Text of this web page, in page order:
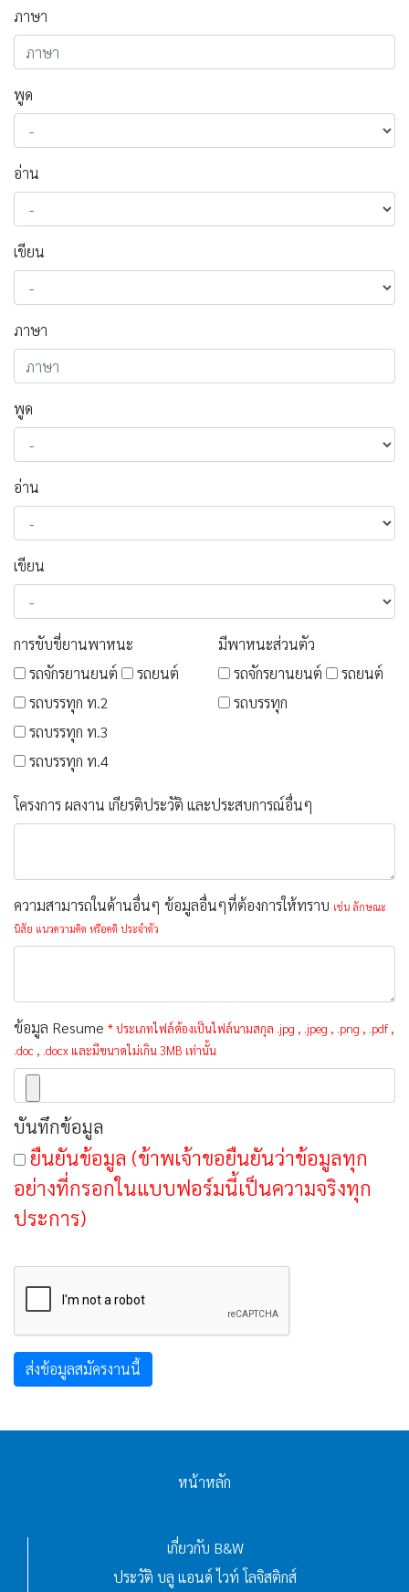
ภาษา
พูด
อ่าน
เขียน
ภาษา
พูด
อ่าน
เขียน
การขับขี่ยานพาหนะ
รถจักรยานยนต์
รถยนต์
รถบรรทุก ท.2
รถบรรทุก ท.3
รถบรรทุก ท.4
มีพาหนะส่วนตัว
รถจักรยานยนต์
รถยนต์
รถบรรทุก
โครงการ ผลงาน เกียรติประวัติ และประสบการณ์อื่นๆ
ความสามารถในด้านอื่นๆ ข้อมูลอื่นๆที่ต้องการให้ทราบ เช่น ลักษณะ
นิสัย แนวความคิด หรือคติ ประจำตัว
ข้อมูล Resume * ประเภทไฟล์ต้องเป็นไฟล์นามสกุล .jpg , .jpeg , .png , .pdf ,
.doc , .docx และมีขนาดไม่เกิน 3MB เท่านั้น
บันทึกข้อมูล
ยืนยันข้อมูล (ข้าพเจ้าขอยืนยันว่าข้อมูลทุก
อย่างที่กรอกในแบบฟอร์มนี้เป็นความจริงทุก
ประการ)
หน้าหลัก
เกี่ยวกับ B&W
ประวัติ บลู แอนด์ ไวท์ โลจิสติกส์